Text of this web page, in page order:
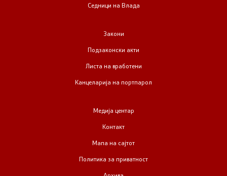
Изјава за пристапност
Со еден клик до сите услуги
Седници на Влада
Закони
Подзаконски акти
Листа на вработени
Канцеларија на портпарол
Медија центар
Контакт
Мапа на сајтот
Политика за приватност